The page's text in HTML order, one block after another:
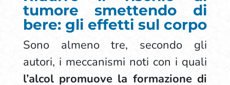
tumore smettendo di
bere: gli effetti sul corpo
Sono almeno tre, secondo gli
autori, i meccanismi noti con i quali
l’alcol promuove la formazione di